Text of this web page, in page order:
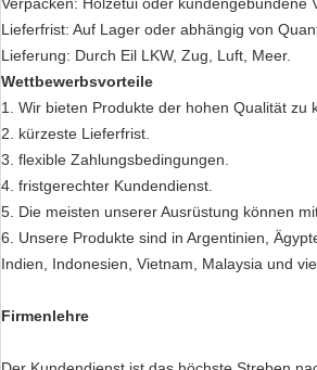
Lieferfrist: Auf Lager oder abhängig von
Lieferung: Durch Eil LKW, Zug, Luft, Meer.
Wettbewerbsvorteile
1. Wir bieten Produkte der hohen Qualität zu
2. kürzeste Lieferfrist.
3. flexible Zahlungsbedingungen.
4. fristgerechter Kundendienst.
5. Die meisten unserer Ausrüstung können
6. Unsere Produkte sind in Argentinien,
Indien, Indonesien, Vietnam, Malaysia und
Firmenlehre